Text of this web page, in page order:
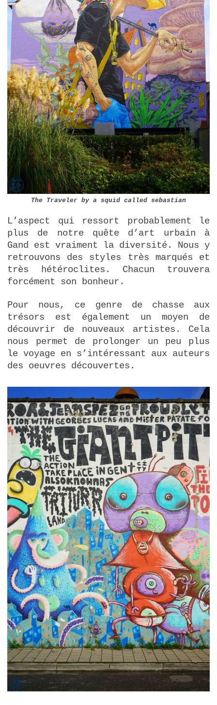
The Traveler by a squid called sebastian
L’aspect qui ressort probablement le
plus de notre quête d’art urbain à
Gand est vraiment la diversité. Nous y
retrouvons des styles très marqués et
très hétéroclites. Chacun trouvera
forcément son bonheur.
Pour nous, ce genre de chasse aux
trésors est également un moyen de
découvrir de nouveaux artistes. Cela
nous permet de prolonger un peu plus
le voyage en s’intéressant aux auteurs
des oeuvres découvertes.